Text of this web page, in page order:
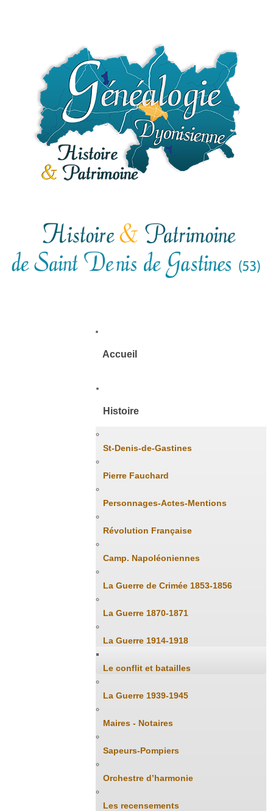
Accueil
Histoire
St-Denis-de-Gastines
Pierre Fauchard
Personnages-Actes-Mentions
Révolution Française
Camp. Napoléoniennes
La Guerre de Crimée 1853-1856
La Guerre 1870-1871
La Guerre 1914-1918
Le conflit et batailles
La Guerre 1939-1945
Maires - Notaires
Sapeurs-Pompiers
Orchestre d’harmonie
Les recensements